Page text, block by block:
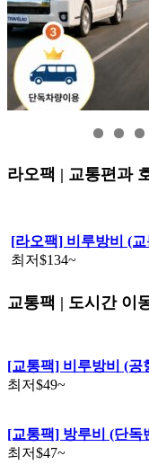
라오팩 | 교통편과
[라오팩] 비루방비 (
최저$134~
교통팩 | 도시간 이
[교통팩] 비루방비 (공
최저$49~
[교통팩] 방루비 (단독
최저$47~